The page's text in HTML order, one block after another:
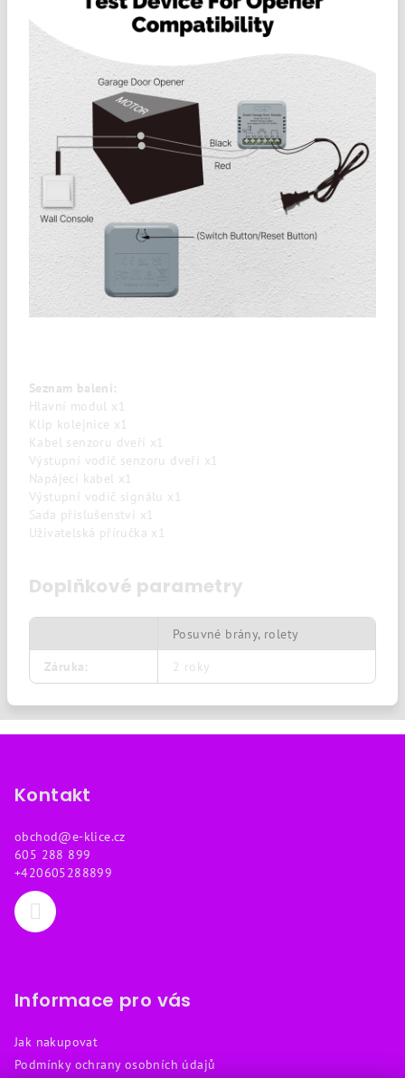
Seznam balení:
Hlavní modul x1
Klip kolejnice x1
Kabel senzoru dveří x1
Výstupní vodič senzoru dveří x1
Napájecí kabel x1
Výstupní vodič signálu x1
Sada příslušenství x1
Uživatelská příručka x1
Doplňkové parametry
Posuvné brány, rolety
Záruka: 2 roky
Kontakt
obchod@e-klice.cz
605 288 899
+420605288899
Informace pro vás
Jak nakupovat
Podmínky ochrany osobních údajů